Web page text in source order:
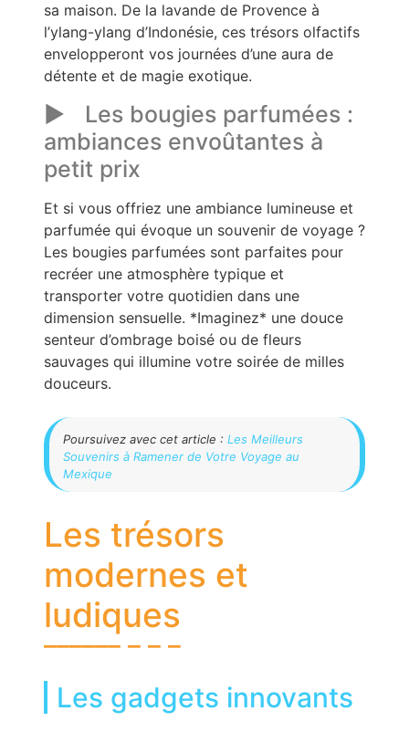
sa maison. De la lavande de Provence à
l’ylang-ylang d’Indonésie, ces trésors olfactifs
envelopperont vos journées d’une aura de
détente et de magie exotique.
Les bougies parfumées :
ambiances envoûtantes à
petit prix
Et si vous offriez une ambiance lumineuse et
parfumée qui évoque un souvenir de voyage ?
Les bougies parfumées sont parfaites pour
recréer une atmosphère typique et
transporter votre quotidien dans une
dimension sensuelle. *Imaginez* une douce
senteur d’ombrage boisé ou de fleurs
sauvages qui illumine votre soirée de milles
douceurs.
Poursuivez avec cet article : Les Meilleurs
Souvenirs à Ramener de Votre Voyage au
Mexique
Les trésors
modernes et
ludiques
Les gadgets innovants